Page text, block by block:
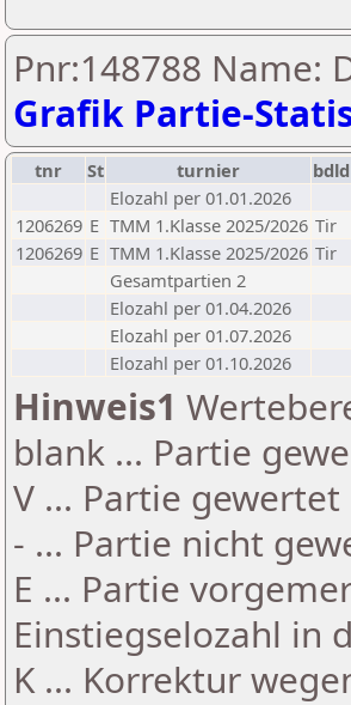
Pnr:148788 Name:
Grafik Partie-
tnr St turnier bdld
Elozahl per 01.01.2026
1206269 E TMM 1.Klasse 2025/2026 Tir
1206269 E TMM 1.Klasse 2025/2026 Tir
Gesamtpartien 2
Elozahl per 01.04.2026
Elozahl per 01.07.2026
Elozahl per 01.10.2026
Hinweis1
blank ... Partie
V ... Partie
- ... Partie nicht
E ... Partie
Einstiegselozahl in
K ... Korrektur